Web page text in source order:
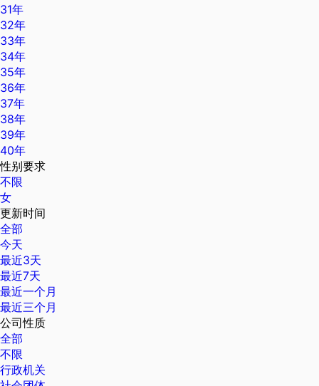
31年
32年
33年
34年
35年
36年
37年
38年
39年
40年
性别要求
不限
女
更新时间
全部
今天
最近3天
最近7天
最近一个月
最近三个月
公司性质
全部
不限
行政机关